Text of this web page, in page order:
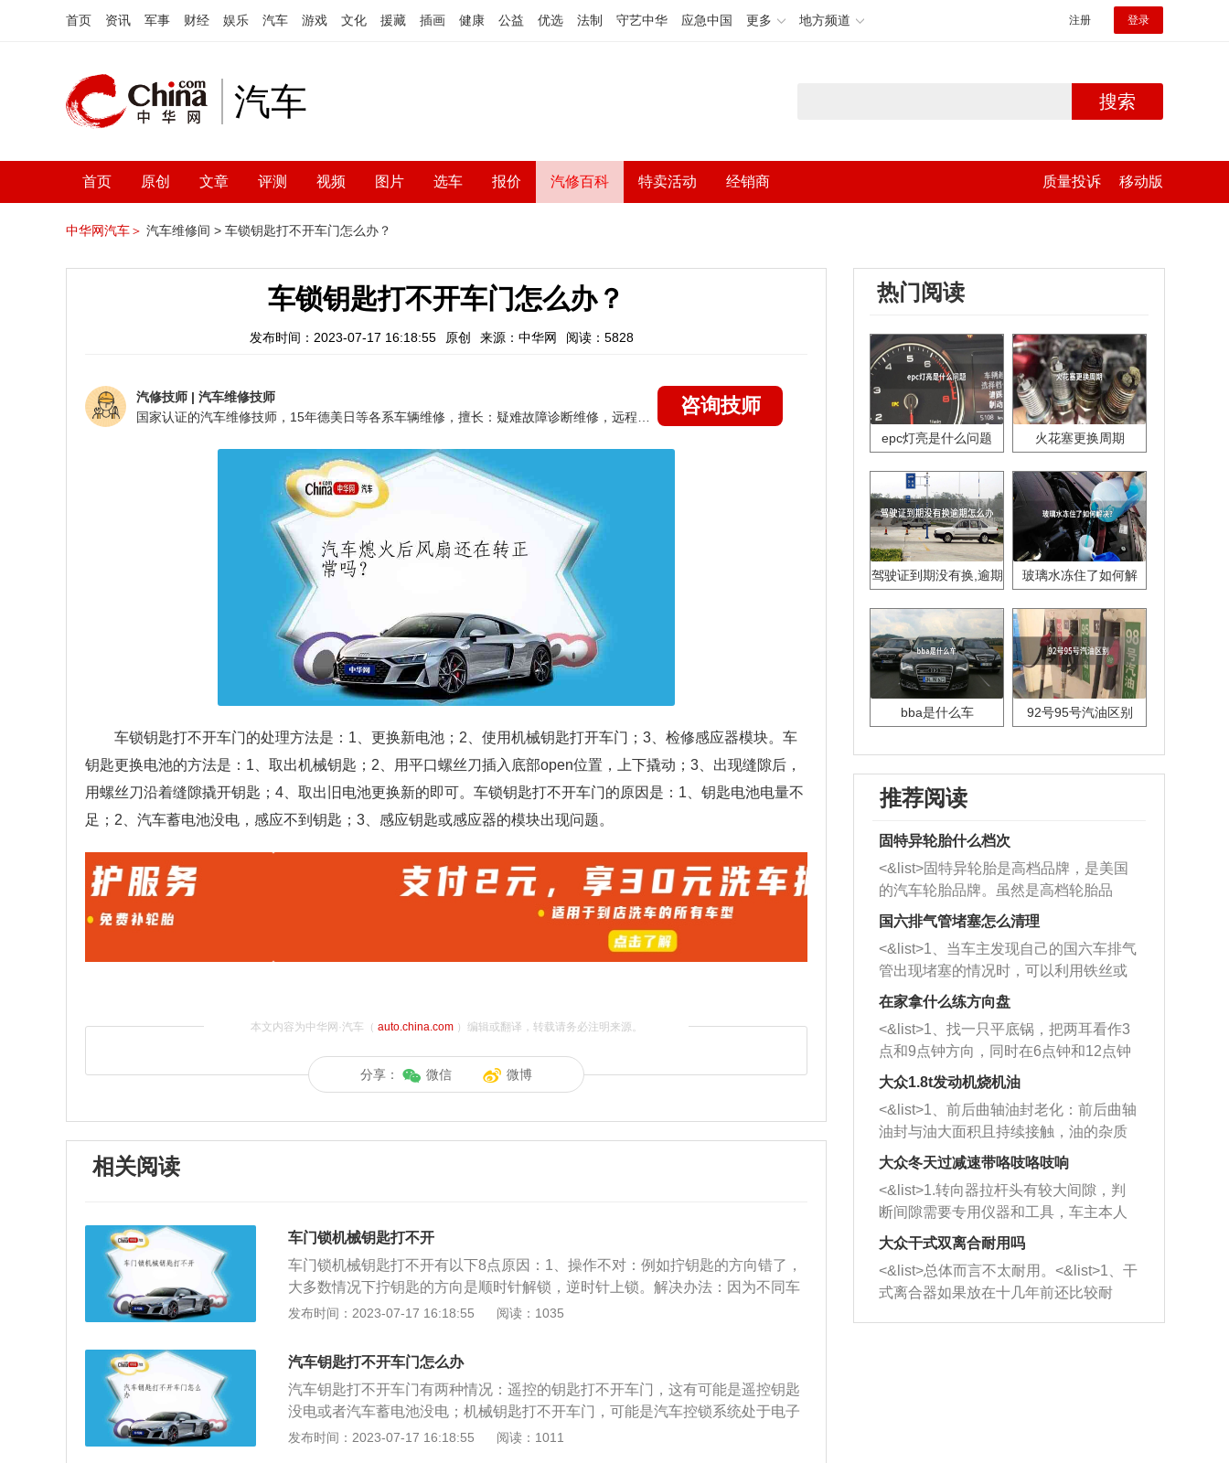
首页 资讯 军事 财经 娱乐 汽车 游戏 文化 援藏 插画 健康 公益 优选 法制 守艺中华 应急中国 更多 地方频道 注册 登录
汽车 搜索
首页 原创 文章 评测 视频 图片 选车 报价 汽修百科 特卖活动 经销商 质量投诉 移动版
中华网汽车＞ 汽车维修间 > 车锁钥匙打不开车门怎么办？
车锁钥匙打不开车门怎么办？
发布时间：2023-07-17 16:18:55 原创 来源：中华网 阅读：5828
汽修技师 | 汽车维修技师
咨询技师
车锁钥匙打不开车门的处理方法是：1、更换新电池；2、使用机械钥匙打开车门；3、检修感应器模块。车
钥匙更换电池的方法是：1、取出机械钥匙；2、用平口螺丝刀插入底部open位置，上下撬动；3、出现缝隙后，
用螺丝刀沿着缝隙撬开钥匙；4、取出旧电池更换新的即可。车锁钥匙打不开车门的原因是：1、钥匙电池电量不
足；2、汽车蓄电池没电，感应不到钥匙；3、感应钥匙或感应器的模块出现问题。
本文内容为中华网·汽车（ auto.china.com）编辑或翻译，转载请务必注明来源。
分享： 微信 微博
相关阅读
车门锁机械钥匙打不开
车门锁机械钥匙打不开有以下8点原因：1、操作不对：例如拧钥匙的方向错了，
大多数情况下拧钥匙的方向是顺时针解锁，逆时针上锁。解决办法：因为不同车
型的开锁方式不同，具体的操作可以查看汽车使用说明，上面会有详细的讲解。
分的车主会使用遥控钥匙打开车门或者给车门上锁，较少使用机械钥匙解锁车
门，锁孔由于长时间不用，会出现锁芯生锈的现象。解决办法：可以尝试给锁芯
里面加点发动机油，润滑一下，看看能否打开，如果还是不能打开，需更换锁
芯。3、机械钥匙有问题：大多数情况下，机械钥匙不会有什么太大的问题，如
果有问题的话，可能是后期配的钥匙不完整。解决办法：钥匙需重新配。4、洗
发布时间：2023-07-17 16:18:55 阅读：1035
汽车钥匙打不开车门怎么办
汽车钥匙打不开车门有两种情况：遥控的钥匙打不开车门，这有可能是遥控钥匙
没电或者汽车蓄电池没电；机械钥匙打不开车门，可能是汽车控锁系统处于电子
锁定状态，或者是车门锁芯卡滞。1、如果是遥控钥匙打不开车门：可能是遥控
发布时间：2023-07-17 16:18:55 阅读：1011
热门阅读
epc灯亮是什么问题 火花塞更换周期
驾驶证到期没有换,逾期
玻璃水冻住了如何解
bba是什么车 92号95号汽油区别
推荐阅读
固特异轮胎什么档次
<&list>固特异轮胎是高档品牌，是美国
的汽车轮胎品牌。虽然是高档轮胎品
牌，但是中高低端的轮胎都有生产，这
也是为了更好的开拓市场。
国六排气管堵塞怎么清理
<&list>1、当车主发现自己的国六车排气
管出现堵塞的情况时，可以利用铁丝或
者是细棍，直接将杂物给取出来，如果
堵塞情况比较严重，也可以采取应急措
施。 <&list>2、直接利用木棍将所有的
杂物推到排气管里面的位置处，然后将
三元催化器拆解开，就可以将堵塞的东
西取出来。但如果是因为积碳过多引起
的堵塞，就需要将三元催化器泡在草酸
洗剂对堵塞的情况得到解决，将清洗剂
放在燃油箱中，与燃油混合后，车辆启
动时，就可以和汽油一起进入到燃烧
室，最后形成废气排出，就可以让三元
催化器得到清洗，排气管堵塞的情况就
能够得到解决。
在家拿什么练方向盘
<&list>1、找一只平底锅，把两耳看作3
点和9点钟方向，同时在6点钟和12点钟
方向做一个标记。 <&list>2、双手握住
一圈半的练习，往右同样也要打相同的
圈数。 <&list>3、最后强调要反复练
习，这样就可以形成肌肉记忆，在真实
驾驶车辆时，不需要记忆也能打好方
向。
大众1.8t发动机烧机油
<&list>1、前后曲轴油封老化：前后曲轴
油封与油大面积且持续接触，油的杂质
和发动机内持续温度变化使其密封效果
逐渐减弱，导致渗油或漏油。<&list>2、
活塞间隙过大：积碳会使活塞环与缸体
的间隙扩大，导致机油流入燃烧室中，
造成烧机油。<&list>3、机油粘度。使用
机油粘度过小的话，同样会有烧机油现
象，机油粘度过小具有很好的流动性，
大众冬天过减速带咯吱咯吱响
<&list>1.转向器拉杆头有较大间隙，判
断间隙需要专用仪器和工具，车主本人
无法制作，需要将车辆送到修理厂或4s
店；<&list>2.车辆半轴套管防尘罩破
裂，破裂后会出现漏油现象，使半轴磨
损严重，磨损的半轴容易损坏，产生异
响；<&list>3.稳定器的转向胶套和球头
大众干式双离合耐用吗
<&list>总体而言不太耐用。<&list>1、干
式离合器如果放在十几年前还比较耐